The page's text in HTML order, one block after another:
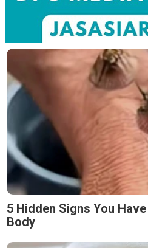
5 Hidden Signs You
Body